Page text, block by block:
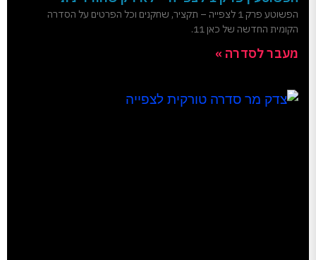
הפשוטע פרק 1 לצפייה – תקציר, שחקנים וכל הפרטים על הסדרה
הקומית החדשה של כאן 11.
מעבר לסדרה »